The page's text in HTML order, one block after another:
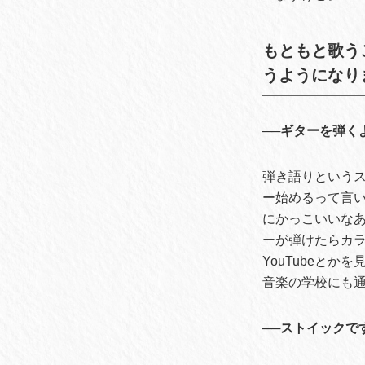
もともと歌
うようになり
──ギターを弾く
弾き語りという
ー始めるって言
にかっこいいな
ーが弾けたらカ
YouTubeとかを
音楽の学校にも
──ストイックで